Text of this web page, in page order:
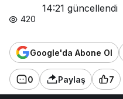
14:21 güncellendi
420
Google'da Abone Ol
0 Paylaş 7